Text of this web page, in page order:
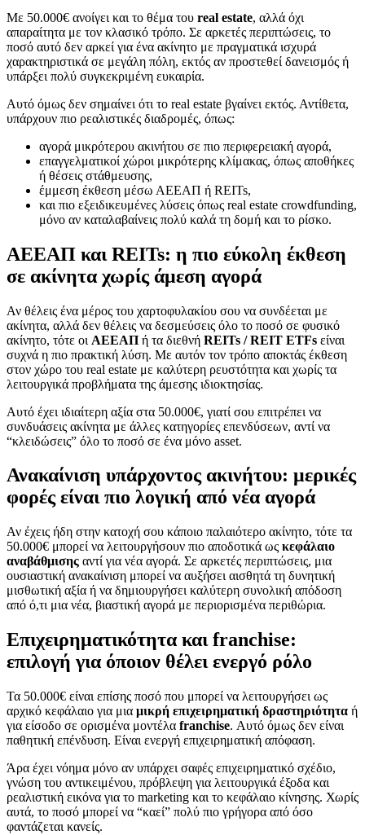
Με 50.000€ ανοίγει και το θέμα του real estate, αλλά όχι
απαραίτητα με τον κλασικό τρόπο. Σε αρκετές περιπτώσεις, το
ποσό αυτό δεν αρκεί για ένα ακίνητο με πραγματικά ισχυρά
χαρακτηριστικά σε μεγάλη πόλη, εκτός αν προστεθεί δανεισμός ή
υπάρξει πολύ συγκεκριμένη ευκαιρία.
Αυτό όμως δεν σημαίνει ότι το real estate βγαίνει εκτός. Αντίθετα,
υπάρχουν πιο ρεαλιστικές διαδρομές, όπως:
αγορά μικρότερου ακινήτου σε πιο περιφερειακή αγορά,
επαγγελματικοί χώροι μικρότερης κλίμακας, όπως αποθήκες
ή θέσεις στάθμευσης,
έμμεση έκθεση μέσω ΑΕΕΑΠ ή REITs,
και πιο εξειδικευμένες λύσεις όπως real estate crowdfunding,
μόνο αν καταλαβαίνεις πολύ καλά τη δομή και το ρίσκο.
ΑΕΕΑΠ και REITs: η πιο εύκολη έκθεση
σε ακίνητα χωρίς άμεση αγορά
Αν θέλεις ένα μέρος του χαρτοφυλακίου σου να συνδέεται με
ακίνητα, αλλά δεν θέλεις να δεσμεύσεις όλο το ποσό σε φυσικό
ακίνητο, τότε οι ΑΕΕΑΠ ή τα διεθνή REITs / REIT ETFs είναι
συχνά η πιο πρακτική λύση. Με αυτόν τον τρόπο αποκτάς έκθεση
στον χώρο του real estate με καλύτερη ρευστότητα και χωρίς τα
λειτουργικά προβλήματα της άμεσης ιδιοκτησίας.
Αυτό έχει ιδιαίτερη αξία στα 50.000€, γιατί σου επιτρέπει να
συνδυάσεις ακίνητα με άλλες κατηγορίες επενδύσεων, αντί να
“κλειδώσεις” όλο το ποσό σε ένα μόνο asset.
Ανακαίνιση υπάρχοντος ακινήτου: μερικές
φορές είναι πιο λογική από νέα αγορά
Αν έχεις ήδη στην κατοχή σου κάποιο παλαιότερο ακίνητο, τότε τα
50.000€ μπορεί να λειτουργήσουν πιο αποδοτικά ως κεφάλαιο
αναβάθμισης αντί για νέα αγορά. Σε αρκετές περιπτώσεις, μια
ουσιαστική ανακαίνιση μπορεί να αυξήσει αισθητά τη δυνητική
μισθωτική αξία ή να δημιουργήσει καλύτερη συνολική απόδοση
από ό,τι μια νέα, βιαστική αγορά με περιορισμένα περιθώρια.
Επιχειρηματικότητα και franchise:
επιλογή για όποιον θέλει ενεργό ρόλο
Τα 50.000€ είναι επίσης ποσό που μπορεί να λειτουργήσει ως
αρχικό κεφάλαιο για μια μικρή επιχειρηματική δραστηριότητα ή
για είσοδο σε ορισμένα μοντέλα franchise. Αυτό όμως δεν είναι
παθητική επένδυση. Είναι ενεργή επιχειρηματική απόφαση.
Άρα έχει νόημα μόνο αν υπάρχει σαφές επιχειρηματικό σχέδιο,
γνώση του αντικειμένου, πρόβλεψη για λειτουργικά έξοδα και
ρεαλιστική εικόνα για το marketing και το κεφάλαιο κίνησης. Χωρίς
αυτά, το ποσό μπορεί να “καεί” πολύ πιο γρήγορα από όσο
φαντάζεται κανείς.